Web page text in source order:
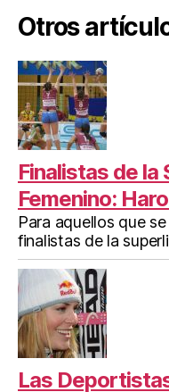
Otros
Finalistas de la
Femenino:
Para aquellos que
finalistas de la
Las